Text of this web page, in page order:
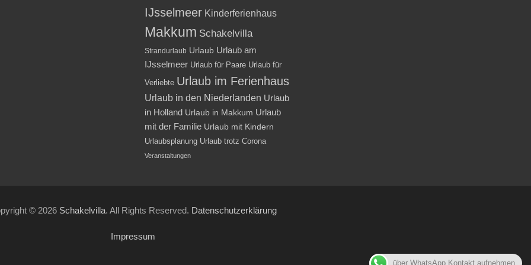
IJsselmeer Kinderferienhaus
Makkum Schakelvilla
Strandurlaub Urlaub Urlaub am
IJsselmeer Urlaub für Paare Urlaub für
Verliebte Urlaub im Ferienhaus
Urlaub in den Niederlanden Urlaub
in Holland Urlaub in Makkum Urlaub
mit der Familie Urlaub mit Kindern
Urlaubsplanung Urlaub trotz Corona
Veranstaltungen
© 2026 Schakelvilla. All Rights Reserved. Datenschutzerklärung
Impressum
über WhatsApp Kontakt aufnehmen